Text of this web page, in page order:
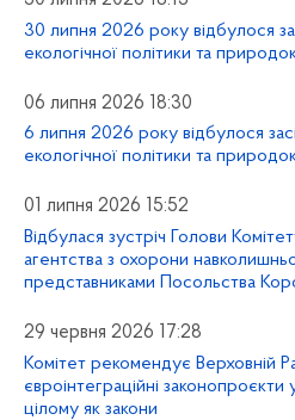
30 липня 2026 року відбулося
екологічної політики та
06 липня 2026 18:30
6 липня 2026 року відбулося
екологічної політики та
01 липня 2026 15:52
Відбулася зустріч Голови
агентства з охорони
представниками Посольства
29 червня 2026 17:28
Комітет рекомендує Верховній
євроінтеграційні законопроєкти
цілому як закони